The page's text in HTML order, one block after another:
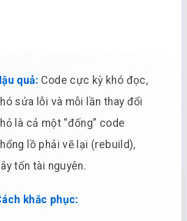
quả: Code cực kỳ khó đọc,
sửa lỗi và mỗi lần thay đổi
là cả một “đống” code
lồ phải vẽ lại (rebuild),
tốn tài nguyên.
khắc phục: